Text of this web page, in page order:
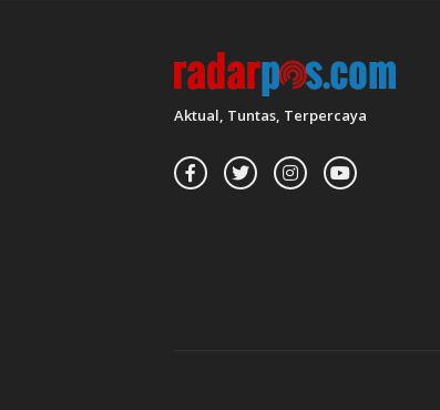
Aktual, Tuntas, Terpercaya